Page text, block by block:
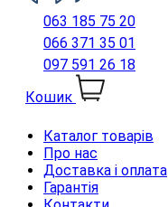
063 185 75 20
066 371 35 01
097 591 26 18
Кошик
Каталог товарів
Про нас
Доставка і оплата
Гарантія